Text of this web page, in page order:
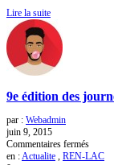
Lire la suite
9e édition des
par : Webadmin
juin 9, 2015
Commentaires ferméssur
9e
en :Actualite , REN-LAC